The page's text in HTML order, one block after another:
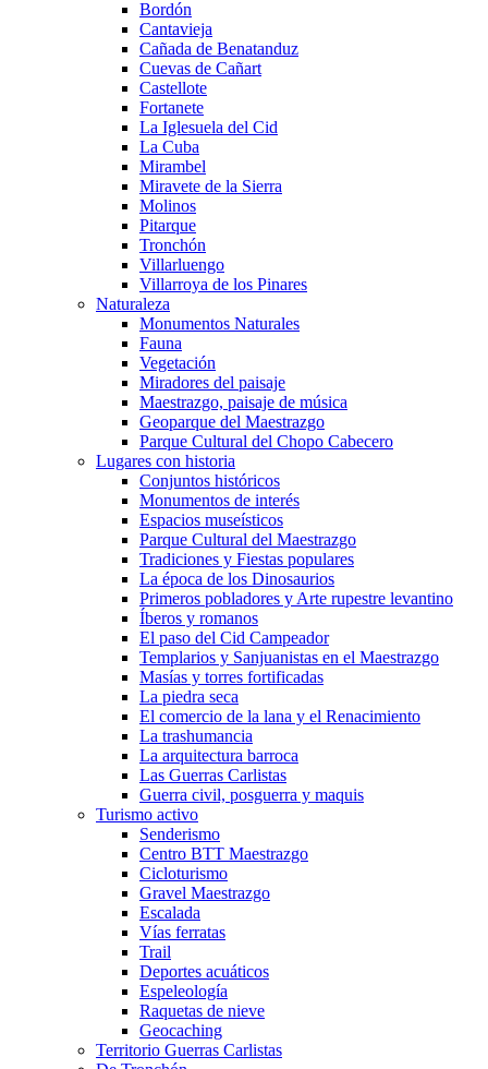
Bordón
Cantavieja
Cañada de Benatanduz
Cuevas de Cañart
Castellote
Fortanete
La Iglesuela del Cid
La Cuba
Mirambel
Miravete de la Sierra
Molinos
Pitarque
Tronchón
Villarluengo
Villarroya de los Pinares
Naturaleza
Monumentos Naturales
Fauna
Vegetación
Miradores del paisaje
Maestrazgo, paisaje de música
Geoparque del Maestrazgo
Parque Cultural del Chopo Cabecero
Lugares con historia
Conjuntos históricos
Monumentos de interés
Espacios museísticos
Parque Cultural del Maestrazgo
Tradiciones y Fiestas populares
La época de los Dinosaurios
Primeros pobladores y Arte rupestre levantino
Íberos y romanos
El paso del Cid Campeador
Templarios y Sanjuanistas en el Maestrazgo
Masías y torres fortificadas
La piedra seca
El comercio de la lana y el Renacimiento
La trashumancia
La arquitectura barroca
Las Guerras Carlistas
Guerra civil, posguerra y maquis
Turismo activo
Senderismo
Centro BTT Maestrazgo
Cicloturismo
Gravel Maestrazgo
Escalada
Vías ferratas
Trail
Deportes acuáticos
Espeleología
Raquetas de nieve
Geocaching
Territorio Guerras Carlistas